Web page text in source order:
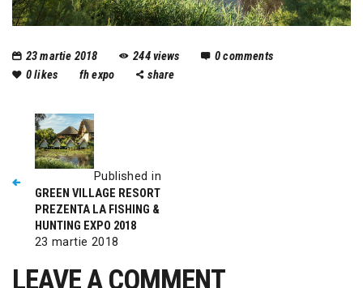
23 martie 2018 244views 0comments
0likes fh expo share
Published in
GREEN VILLAGE RESORT
PREZENTA LA FISHING &
HUNTING EXPO 2018
23 martie 2018
LEAVE A COMMENT